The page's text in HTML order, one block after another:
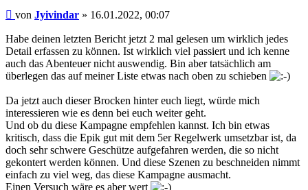
Beitrag
von Jyivindar » 16.01.2022, 00:07
Habe deinen letzten Bericht jetzt 2 mal gelesen um wirklich jedes
Detail erfassen zu können. Ist wirklich viel passiert und ich kenne
auch das Abenteuer nicht auswendig. Bin aber tatsächlich am
überlegen das auf meiner Liste etwas nach oben zu schieben
Da jetzt auch dieser Brocken hinter euch liegt, würde mich
interessieren wie es denn bei euch weiter geht.
Und ob du diese Kampagne empfehlen kannst. Ich bin etwas
kritisch, dass die Epik gut mit dem 5er Regelwerk umsetzbar ist, da
doch sehr schwere Geschütze aufgefahren werden, die so nicht
gekontert werden können. Und diese Szenen zu beschneiden nimmt
einfach zu viel weg, das diese Kampagne ausmacht.
Einen Versuch wäre es aber wert